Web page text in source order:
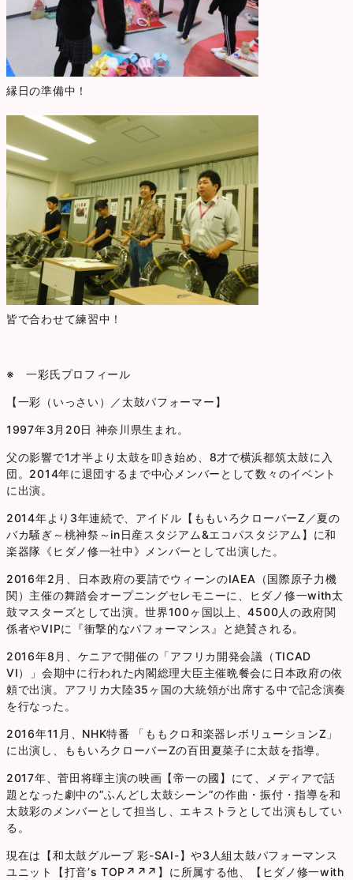
縁日の準備中！
皆で合わせて練習中！
※ 一彩氏プロフィール
【一彩（いっさい）／太鼓パフォーマー】
1997年3月20日 神奈川県生まれ。
父の影響で1才半より太鼓を叩き始め、8才で横浜都筑太鼓に入
団。2014年に退団するまで中心メンバーとして数々のイベント
に出演。
2014年より3年連続で、アイドル【ももいろクローバーZ／夏の
バカ騒ぎ～桃神祭～in日産スタジアム&エコパスタジアム】に和
楽器隊《ヒダノ修一社中》メンバーとして出演した。
2016年2月、日本政府の要請でウィーンのIAEA（国際原子力機
関）主催の舞踏会オープニングセレモニーに、ヒダノ修一with太
鼓マスターズとして出演。世界100ヶ国以上、4500人の政府関
係者やVIPに『衝撃的なパフォーマンス』と絶賛される。
2016年8月、ケニアで開催の「アフリカ開発会議（TICAD
VI）」会期中に行われた内閣総理大臣主催晩餐会に日本政府の依
頼で出演。アフリカ大陸35ヶ国の大統領が出席する中で記念演奏
を行なった。
2016年11月、NHK特番 「ももクロ和楽器レボリューションZ」
に出演し、ももいろクローバーZの百田夏菜子に太鼓を指導。
2017年、菅田将暉主演の映画【帝一の國】にて、メディアで話
題となった劇中の”ふんどし太鼓シーン”の作曲・振付・指導を和
太鼓彩のメンバーとして担当し、エキストラとして出演もしてい
る。
現在は【和太鼓グループ 彩-SAI-】や3人組太鼓パフォーマンス
ユニット【打音’s TOP↗︎↗︎↗︎】に所属する他、【ヒダノ修一with